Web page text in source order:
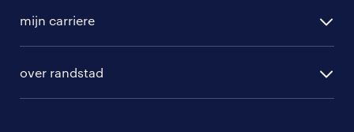
randstad professional
randstad digital
hr-diensten
branches
mijn carriere
over randstad